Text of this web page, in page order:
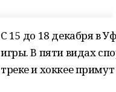
С 15 до 18 декабря в
игры. В пяти видах
треке и хоккее